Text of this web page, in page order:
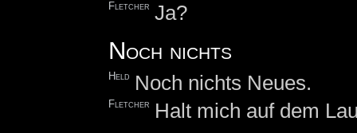
Fletcher Ja?
Noch nichts
Held Noch nichts Neues.
Fletcher Halt mich auf dem